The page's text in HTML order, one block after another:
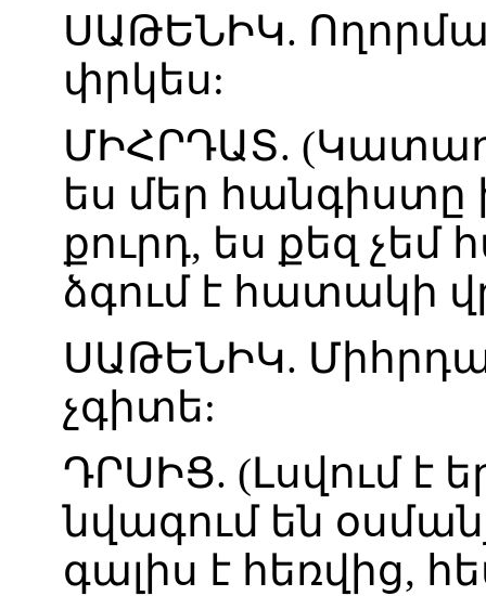
ՍԱԹԵՆԻԿ.
փրկես:
ՄԻՀՐԴԱՏ. (
ես մեր հանգիստը
քուրդ, ես քեզ չեմ
ձգում է հատակի
ՍԱԹԵՆԻԿ.
չգիտե:
ԴՐՍԻՑ. (Լսվում է
նվագում են
գալիս է հեռվից,